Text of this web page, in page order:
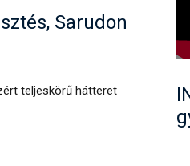
Sarudon
teljeskörű hátteret